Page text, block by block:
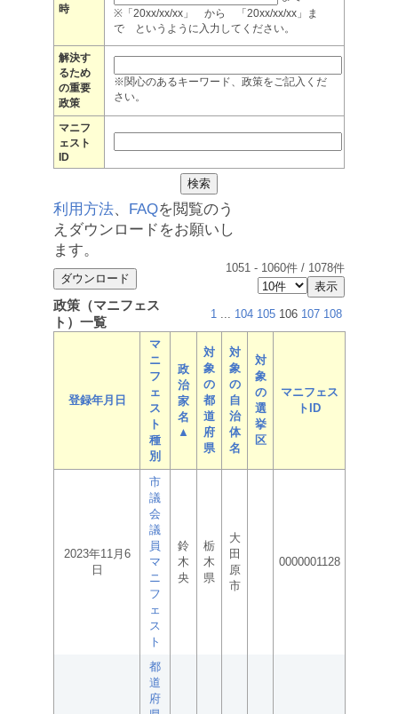
時
※「20xx/xx/xx」 から 「20xx/xx/xx」ま
で というように入力してください。
解決す
るため
の重要
政策
※関心のあるキーワード、政策をご記入くだ
さい。
マニフ
ェスト
ID
利用方法、 FAQを閲覧のう
えダウンロードをお願いし
ます。
1051 - 1060件 / 1078件
政策（マニフェス
ト）一覧
1 ... 104 105 106 107 108
登録年月日
マ
ニ
フ
ェ
ス
ト
種
別
政
治
家
名
▲
対
象
の
都
道
府
県
対
象
の
自
治
体
名
対
象
の
選
挙
区
マニフェス
トID
2023年11月6
日
市
議
会
議
員
マ
ニ
フ
ェ
ス
ト
鈴
木
央
栃
木
県
大
田
原
市
0000001128
都
道
府